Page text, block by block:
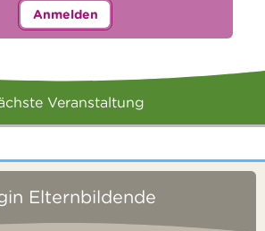
Anmelden
Veranstaltung
Elternbildende